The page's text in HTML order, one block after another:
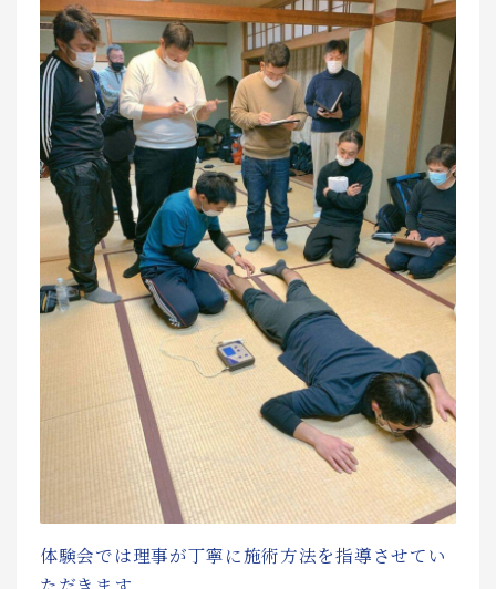
体験会では理事が丁寧に施術方法を指導させてい